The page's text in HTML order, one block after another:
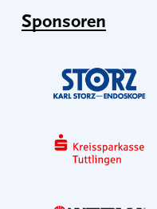
Sponsoren